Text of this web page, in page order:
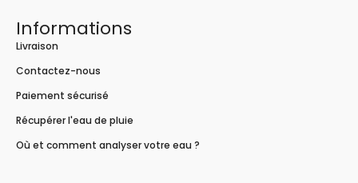
Informations
Livraison
Contactez-nous
Paiement sécurisé
Récupérer l'eau de pluie
Où et comment analyser votre eau ?